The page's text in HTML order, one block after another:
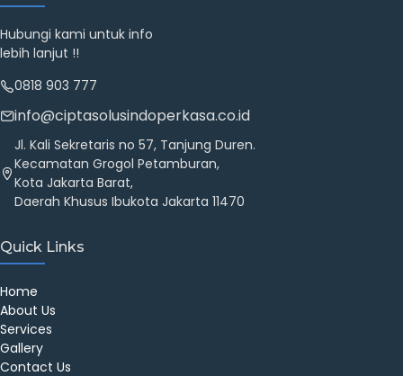
Hubungi kami untuk info
lebih lanjut !!
0818 903 777
info@ciptasolusindoperkasa.co.id
Jl. Kali Sekretaris no 57, Tanjung Duren.
Kecamatan Grogol Petamburan,
Kota Jakarta Barat,
Daerah Khusus Ibukota Jakarta 11470
Quick Links
Home
About Us
Services
Gallery
Contact Us